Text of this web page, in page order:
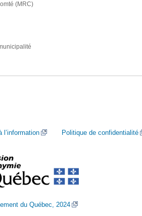
(MRC)
l’information Politique de confidentialité
du Québec, 2024